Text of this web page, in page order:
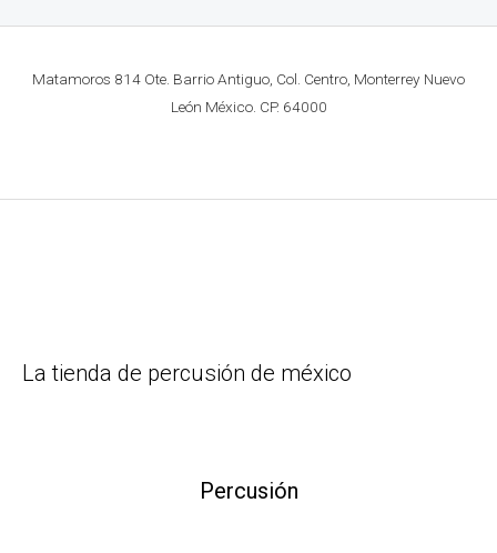
Matamoros 814 Ote. Barrio Antiguo, Col. Centro, Monterrey Nuevo
León México. CP. 64000
La tienda de percusión de méxico
Percusión